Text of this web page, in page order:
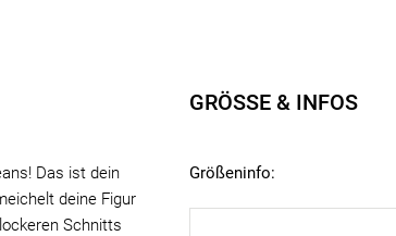
Das ist dein
deine Figur
Schnitts
GRÖSSE & INFOS
Größeninfo: